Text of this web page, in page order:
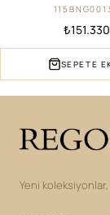
₺151.330
SEPETE
Yeni